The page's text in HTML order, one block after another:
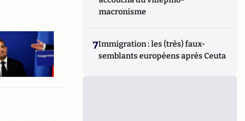
macronisme
7Immigration : les (très) faux-
semblants européens après Ceuta